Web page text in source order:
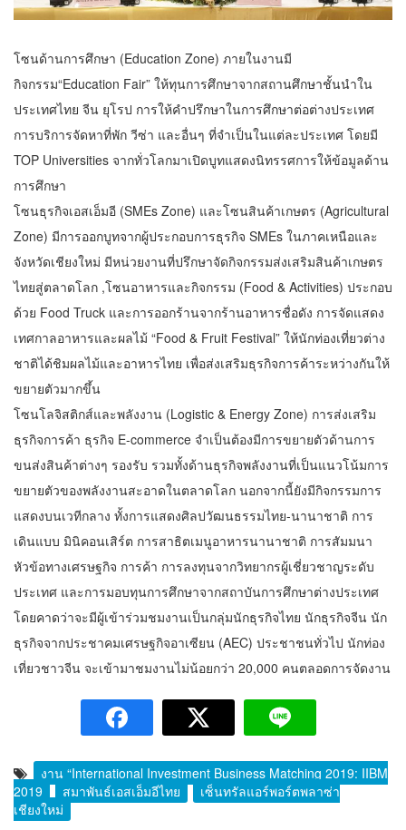
โซนด้านการศึกษา (Education Zone) ภายในงานมี
กิจกรรม“Education Fair” ให้ทุนการศึกษาจากสถานศึกษาชั้นนำใน
ประเทศไทย จีน ยุโรป การให้คำปรึกษาในการศึกษาต่อต่างประเทศ
การบริการจัดหาที่พัก วีซ่า และอื่นๆ ที่จำเป็นในแต่ละประเทศ โดยมี
TOP Universities จากทั่วโลกมาเปิดบูทแสดงนิทรรศการให้ข้อมูลด้าน
การศึกษา
โซนธุรกิจเอสเอ็มอี (SMEs Zone) และโซนสินค้าเกษตร (Agricultural
Zone) มีการออกบูทจากผู้ประกอบการธุรกิจ SMEs ในภาคเหนือและ
จังหวัดเชียงใหม่ มีหน่วยงานที่ปรึกษาจัดกิจกรรมส่งเสริมสินค้าเกษตร
ไทยสู่ตลาดโลก ,โซนอาหารและกิจกรรม (Food & Activities) ประกอบ
ด้วย Food Truck และการออกร้านจากร้านอาหารชื่อดัง การจัดแสดง
เทศกาลอาหารและผลไม้ “Food & Fruit Festival” ให้นักท่องเที่ยวต่าง
ชาติได้ชิมผลไม้และอาหารไทย เพื่อส่งเสริมธุรกิจการค้าระหว่างกันให้
ขยายตัวมากขึ้น
โซนโลจิสติกส์และพลังงาน (Logistic & Energy Zone) การส่งเสริม
ธุรกิจการค้า ธุรกิจ E-commerce จำเป็นต้องมีการขยายตัวด้านการ
ขนส่งสินค้าต่างๆ รองรับ รวมทั้งด้านธุรกิจพลังงานที่เป็นแนวโน้มการ
ขยายตัวของพลังงานสะอาดในตลาดโลก นอกจากนี้ยังมีกิจกรรมการ
แสดงบนเวทีกลาง ทั้งการแสดงศิลปวัฒนธรรมไทย-นานาชาติ การ
เดินแบบ มินิคอนเสิร์ต การสาธิตเมนูอาหารนานาชาติ การสัมมนา
หัวข้อทางเศรษฐกิจ การค้า การลงทุนจากวิทยากรผู้เชี่ยวชาญระดับ
ประเทศ และการมอบทุนการศึกษาจากสถาบันการศึกษาต่างประเทศ
โดยคาดว่าจะมีผู้เข้าร่วมชมงานเป็นกลุ่มนักธุรกิจไทย นักธุรกิจจีน นัก
ธุรกิจจากประชาคมเศรษฐกิจอาเซียน (AEC) ประชาชนทั่วไป นักท่อง
เที่ยวชาวจีน จะเข้ามาชมงานไม่น้อยกว่า 20,000 คนตลอดการจัดงาน
งาน “International Investment Business Matching 2019: IIBM
2019
สมาพันธ์เอสเอ็มอีไทย
เซ็นทรัลแอร์พอร์ตพลาซ่า
เชียงใหม่